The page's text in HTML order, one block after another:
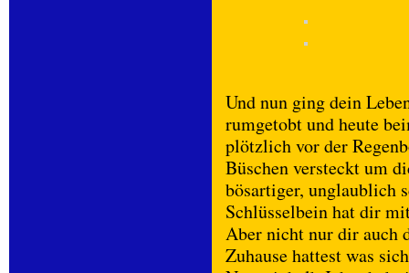
Und nun ging dein
rumgetobt und heute
plötzlich vor der
Büschen versteckt um
bösartiger, unglaublich
Schlüsselbein hat dir
Aber nicht nur dir auch
Zuhause hattest was